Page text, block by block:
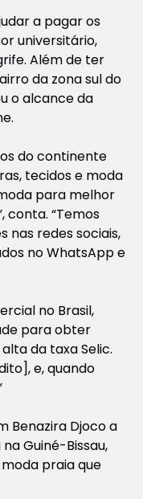
a pagar os
universitário,
Além de ter
da zona sul do
o alcance da
do continente
tecidos e moda
para melhor
conta. “Temos
nas redes sociais,
no WhatsApp e
no Brasil,
para obter
da taxa Selic.
e, quando
Benazira Djoco a
Guiné-Bissau,
praia que